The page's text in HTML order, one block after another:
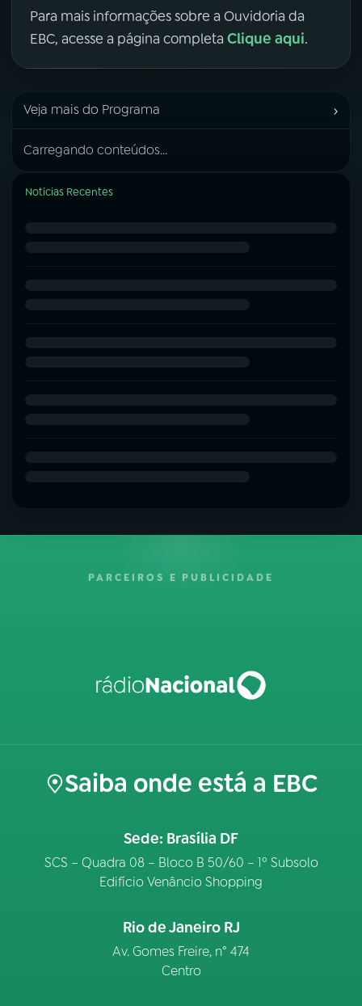
Para mais informações sobre a Ouvidoria da
EBC, acesse a página completa Clique aqui.
Veja mais do Programa ›
Carregando conteúdos...
Notícias Recentes
PARCEIROS E PUBLICIDADE
Saiba onde está a EBC
Sede: Brasília DF
SCS – Quadra 08 – Bloco B 50/60 – 1º Subsolo
Edifício Venâncio Shopping
Rio de Janeiro RJ
Av. Gomes Freire, n° 474
Centro